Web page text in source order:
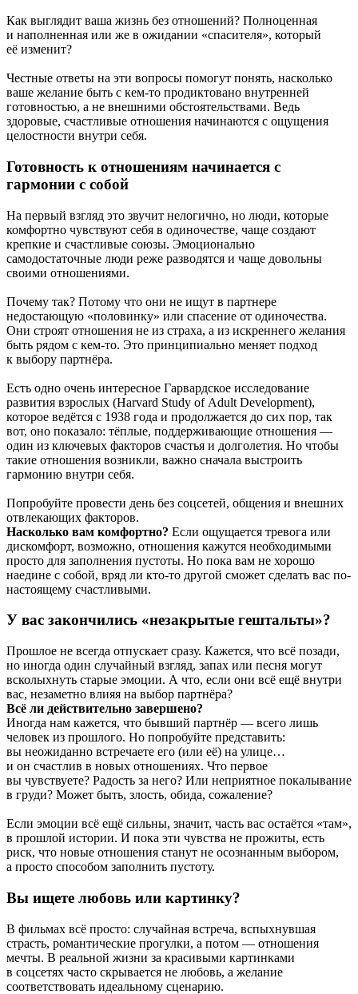
Как выглядит ваша жизнь без отношений? Полноценная
и наполненная или же в ожидании «спасителя», который
её изменит?
Честные ответы на эти вопросы помогут понять, насколько
ваше желание быть с кем-то продиктовано внутренней
готовностью, а не внешними обстоятельствами. Ведь
здоровые, счастливые отношения начинаются с ощущения
целостности внутри себя.
Готовность к отношениям начинается с
гармонии с собой
На первый взгляд это звучит нелогично, но люди, которые
комфортно чувствуют себя в одиночестве, чаще создают
крепкие и счастливые союзы. Эмоционально
самодостаточные люди реже разводятся и чаще довольны
своими отношениями.
Почему так? Потому что они не ищут в партнере
недостающую «половинку» или спасение от одиночества.
Они строят отношения не из страха, а из искреннего желания
быть рядом с кем-то. Это принципиально меняет подход
к выбору партнёра.
Есть одно очень интересное Гарвардское исследование
развития взрослых (Harvard Study of Adult Development),
которое ведётся с 1938 года и продолжается до сих пор, так
вот, оно показало: тёплые, поддерживающие отношения —
один из ключевых факторов счастья и долголетия. Но чтобы
такие отношения возникли, важно сначала выстроить
гармонию внутри себя.
Попробуйте провести день без соцсетей, общения и внешних
отвлекающих факторов.
Насколько вам комфортно? Если ощущается тревога или
дискомфорт, возможно, отношения кажутся необходимыми
просто для заполнения пустоты. Но пока вам не хорошо
наедине с собой, вряд ли кто-то другой сможет сделать вас по-
настоящему счастливыми.
У вас закончились «незакрытые гештальты»?
Прошлое не всегда отпускает сразу. Кажется, что всё позади,
но иногда один случайный взгляд, запах или песня могут
всколыхнуть старые эмоции. А что, если они всё ещё внутри
вас, незаметно влияя на выбор партнёра?
Всё ли действительно завершено?
Иногда нам кажется, что бывший партнёр — всего лишь
человек из прошлого. Но попробуйте представить:
вы неожиданно встречаете его (или её) на улице…
и он счастлив в новых отношениях. Что первое
вы чувствуете? Радость за него? Или неприятное покалывание
в груди? Может быть, злость, обида, сожаление?
Если эмоции всё ещё сильны, значит, часть вас остаётся «там»,
в прошлой истории. И пока эти чувства не прожиты, есть
риск, что новые отношения станут не осознанным выбором,
а просто способом заполнить пустоту.
Вы ищете любовь или картинку?
В фильмах всё просто: случайная встреча, вспыхнувшая
страсть, романтические прогулки, а потом — отношения
мечты. В реальной жизни за красивыми картинками
в соцсетях часто скрывается не любовь, а желание
соответствовать идеальному сценарию.